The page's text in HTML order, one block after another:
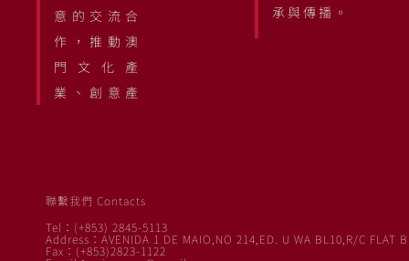
意的交流合
作，推動澳
門文化產
業、創意產
承與傳播。
聯繫我們 Contacts
Tel：(+853) 2845-5113
Address：AVENIDA 1 DE MAIO,NO 214,ED. U WA BL10,R/C FLAT B
Fax：(+853)2823-1122